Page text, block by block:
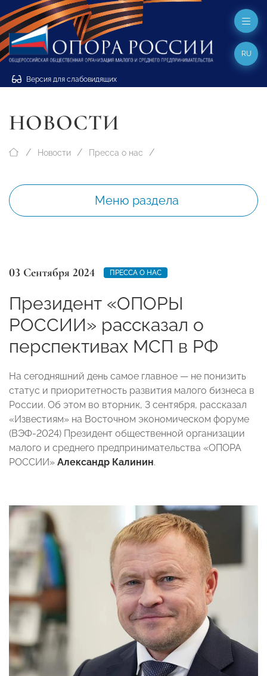
Версия для слабовидящих
RU
НОВОСТИ
Новости Пресса о нас
Меню раздела
03 Сентября 2024 ПРЕССА О НАС
Президент «ОПОРЫ
РОССИИ» рассказал о
перспективах МСП в РФ
На сегодняшний день самое главное — не понизить
статус и приоритетность развития малого бизнеса в
России. Об этом во вторник, 3 сентября, рассказал
«Известиям» на Восточном экономическом форуме
(ВЭФ-2024) Президент общественной организации
малого и среднего предпринимательства «ОПОРА
РОССИИ» Александр Калинин.